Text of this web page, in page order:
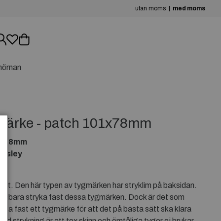
utan moms med moms
- patch 101x78mm
Den här typen av tygmärken har stryklim på baksidan.
bara stryka fast dessa tygmärken. Dock är det som
fast ett tygmärke för att det på bästa sätt ska klara